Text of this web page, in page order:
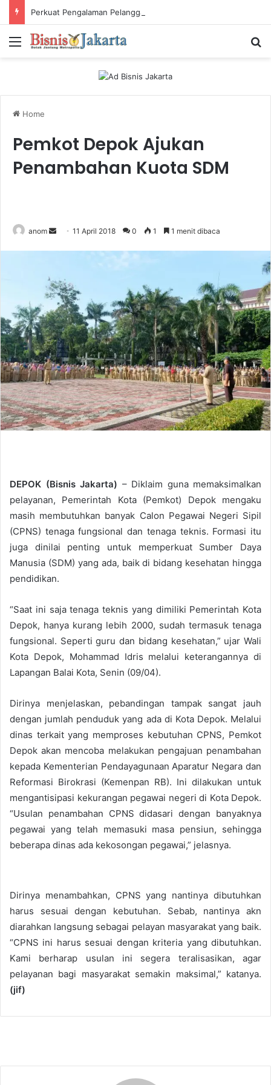
Menu
Home
Pemkot Depok Ajukan
Penambahan Kuota SDM
anom
a
n
e
m
a
i
l
11 April 2018 0 1 1 menit dibaca
DEPOK (Bisnis Jakarta) – Diklaim guna memaksimalkan
pelayanan, Pemerintah Kota (Pemkot) Depok mengaku
masih membutuhkan banyak Calon Pegawai Negeri Sipil
(CPNS) tenaga fungsional dan tenaga teknis. Formasi itu
juga dinilai penting untuk memperkuat Sumber Daya
Manusia (SDM) yang ada, baik di bidang kesehatan hingga
pendidikan.
“Saat ini saja tenaga teknis yang dimiliki Pemerintah Kota
Depok, hanya kurang lebih 2000, sudah termasuk tenaga
fungsional. Seperti guru dan bidang kesehatan,” ujar Wali
Kota Depok, Mohammad Idris melalui keterangannya di
Lapangan Balai Kota, Senin (09/04).
Dirinya menjelaskan, pebandingan tampak sangat jauh
dengan jumlah penduduk yang ada di Kota Depok. Melalui
dinas terkait yang memproses kebutuhan CPNS, Pemkot
Depok akan mencoba melakukan pengajuan penambahan
kepada Kementerian Pendayagunaan Aparatur Negara dan
Reformasi Birokrasi (Kemenpan RB). Ini dilakukan untuk
mengantisipasi kekurangan pegawai negeri di Kota Depok.
“Usulan penambahan CPNS didasari dengan banyaknya
pegawai yang telah memasuki masa pensiun, sehingga
beberapa dinas ada kekosongan pegawai,” jelasnya.
Dirinya menambahkan, CPNS yang nantinya dibutuhkan
harus sesuai dengan kebutuhan. Sebab, nantinya akn
diarahkan langsung sebagai pelayan masyarakat yang baik.
“CPNS ini harus sesuai dengan kriteria yang dibutuhkan.
Kami berharap usulan ini segera teralisasikan, agar
pelayanan bagi masyarakat semakin maksimal,” katanya.
(jif)